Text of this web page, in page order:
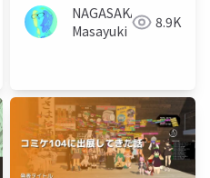
cluster スライド
NAGASAKA
Masayuki
8.9K